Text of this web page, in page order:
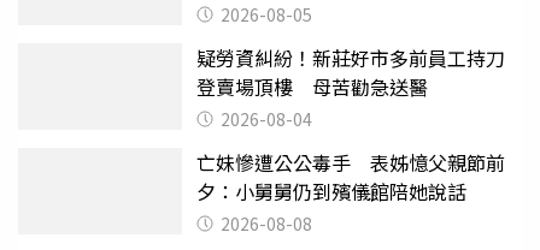
2026-08-05
疑勞資糾紛！新莊好市多前員工持刀
登賣場頂樓 母苦勸急送醫
2026-08-04
亡妹慘遭公公毒手 表姊憶父親節前
夕：小舅舅仍到殯儀館陪她說話
2026-08-08